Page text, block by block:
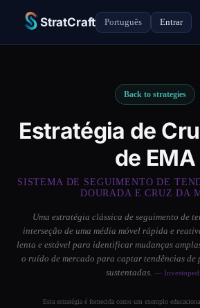
StratCraft Português Entrar
Back to strategies
Estratégia de
de EMA
SISTEMA DE SEGUIMENTO DE
DOURADA E CRUZ DA
Uma estratégia clássica de seguimento de
interseção de uma média móvel rápida e
lenta e estável para identificar mudanças
o ruído de mercado para captar tendências de
sustentadas. —
Esta estratégia é fornecida como um exemplo